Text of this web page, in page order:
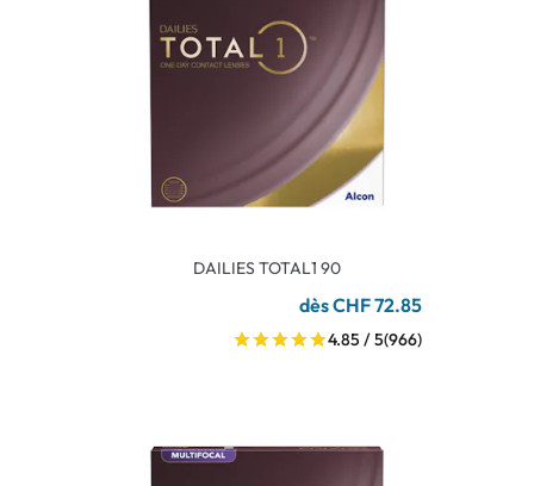
DAILIES TOTAL1 90
dès CHF 72.85
4.85 / 5(966)